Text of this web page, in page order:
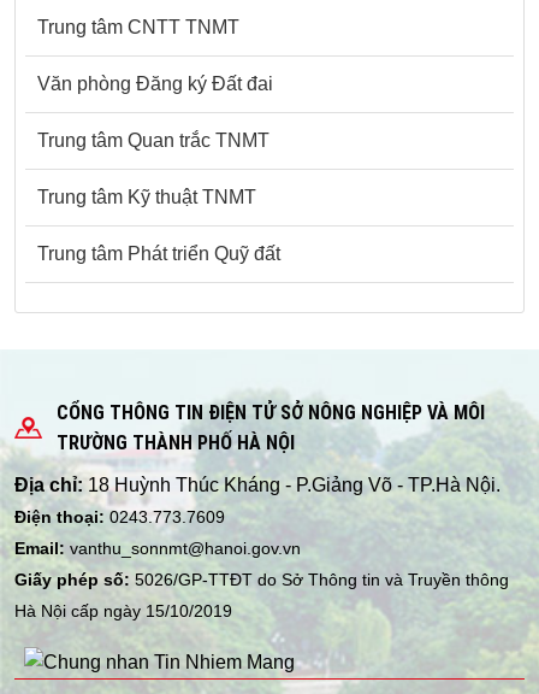
Trung tâm CNTT TNMT
Văn phòng Đăng ký Đất đai
Trung tâm Quan trắc TNMT
Trung tâm Kỹ thuật TNMT
Trung tâm Phát triển Quỹ đất
CỔNG THÔNG TIN ĐIỆN TỬ SỞ NÔNG NGHIỆP VÀ MÔI
TRƯỜNG THÀNH PHỐ HÀ NỘI
Địa chỉ: 18 Huỳnh Thúc Kháng - P.Giảng Võ - TP.Hà Nội.
Điện thoại: 0243.773.7609
Email: vanthu_sonnmt@hanoi.gov.vn
Giấy phép số: 5026/GP-TTĐT do Sở Thông tin và Truyền thông
Hà Nội cấp ngày 15/10/2019